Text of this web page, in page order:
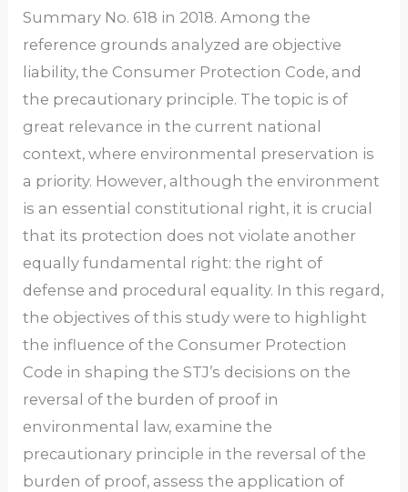
Summary No. 618 in 2018. Among the
reference grounds analyzed are objective
liability, the Consumer Protection Code, and
the precautionary principle. The topic is of
great relevance in the current national
context, where environmental preservation is
a priority. However, although the environment
is an essential constitutional right, it is crucial
that its protection does not violate another
equally fundamental right: the right of
defense and procedural equality. In this regard,
the objectives of this study were to highlight
the influence of the Consumer Protection
Code in shaping the STJ’s decisions on the
reversal of the burden of proof in
environmental law, examine the
precautionary principle in the reversal of the
burden of proof, assess the application of